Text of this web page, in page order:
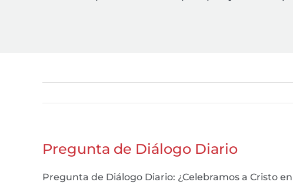
Pregunta de Diálogo Diario
Pregunta de Diálogo Diario: ¿Celebramos a Cristo en